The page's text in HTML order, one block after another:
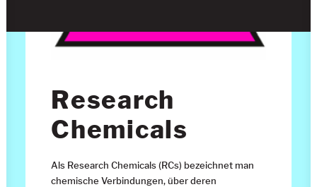
Research
Chemicals
Als Research Chemicals (RCs) bezeichnet man
chemische Verbindungen, über deren